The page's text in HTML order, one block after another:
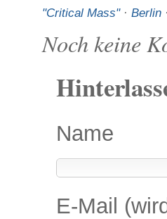
"Critical Mass"· Berlin ·
Noch keine
Name
E-Mail